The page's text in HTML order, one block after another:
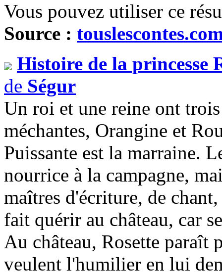
Vous pouvez utiliser ce
Source :
Histoire de la princesse
de Ségur
Un roi et une reine ont
méchantes, Orangine et
Puissante est la marraine.
nourrice à la campagne,
maîtres d'écriture, de
fait quérir au château, car
Au château, Rosette paraît
veulent l'humilier en lui